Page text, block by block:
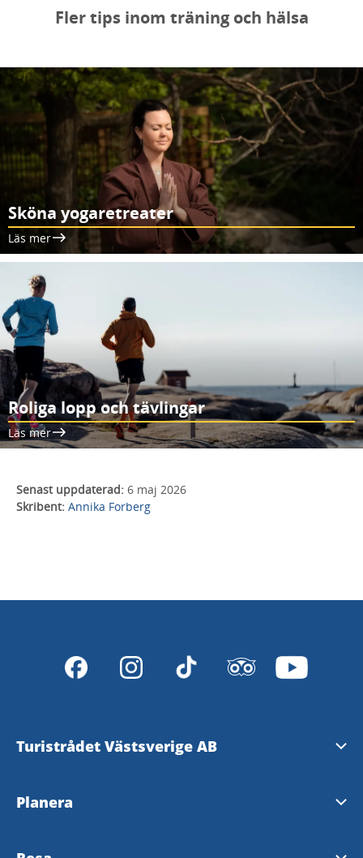
Fler tips inom träning och hälsa
Sköna yogaretreater
Läs mer
Roliga lopp och tävlingar
Läs mer
Senast uppdaterad: 6 maj 2026
Skribent: Annika Forberg
Turistrådet Västsverige AB
Tipsa om evenemang
Planera
Nyhetsbrev från Västsverige